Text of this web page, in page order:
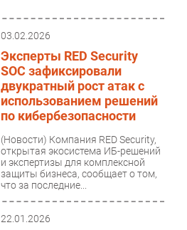
03.02.2026
Эксперты RED Security
SOC зафиксировали
двукратный рост атак с
использованием решений
по кибербезопасности
(Новости) Компания RED Security,
открытая экосистема ИБ-решений
и экспертизы для комплексной
защиты бизнеса, сообщает о том,
что за последние...
22.01.2026